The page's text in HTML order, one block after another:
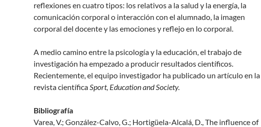
reflexiones en cuatro tipos: los relativos a la salud y la energía, la
comunicación corporal o interacción con el alumnado, la imagen
corporal del docente y las emociones y reflejo en lo corporal.
A medio camino entre la psicología y la educación, el trabajo de
investigación ha empezado a producir resultados científicos.
Recientemente, el equipo investigador ha publicado un artículo en la
revista científicaSport, Education and Society.
Bibliografía
Varea, V.; González-Calvo, G.; Hortigüela-Alcalá, D., The influence of